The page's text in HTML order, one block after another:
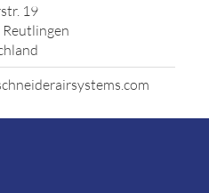
19